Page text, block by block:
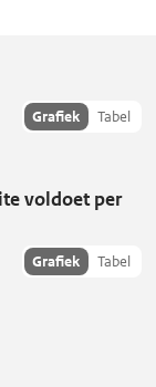
Toon
Grafiek Tabel
voldoet per
Toon
Grafiek Tabel